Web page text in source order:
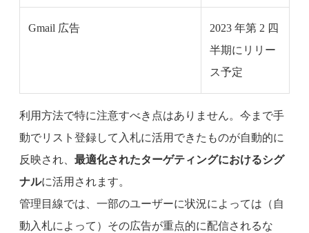
Gmail 広告
2023 年第 2 四
半期にリリー
ス予定
利用方法で特に注意すべき点はありません。今まで手
動でリスト登録して入札に活用できたものが自動的に
反映され、 最適化されたターゲティングにおけるシグ
ナルに活用されます。
管理目線では、一部のユーザーに状況によっては（自
動入札によって）その広告が重点的に配信されるな